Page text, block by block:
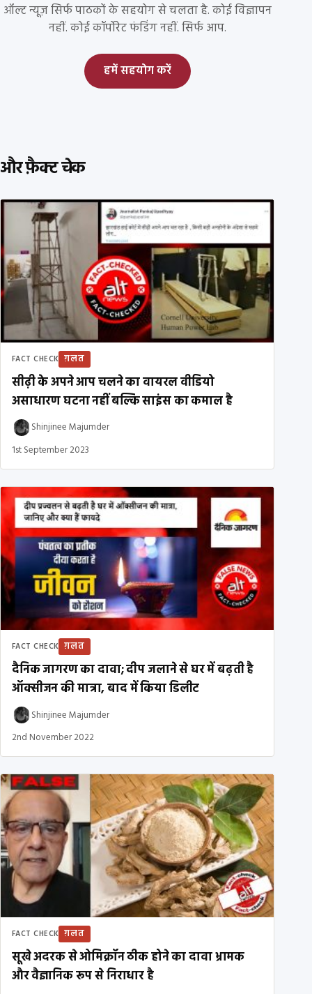
ऑल्ट न्यूज़ सिर्फ पाठकों के सहयोग से चलता है. कोई विज्ञापन
नहीं. कोई कॉर्पोरेट फंडिंग नहीं. सिर्फ आप.
हमें सहयोग करें
और फ़ैक्ट चेक
FACT CHECK ग़लत
सीढ़ी के अपने आप चलने का वायरल वीडियो
असाधारण घटना नहीं बल्कि साइंस का कमाल है
Shinjinee Majumder
1st September 2023
FACT CHECK ग़लत
दैनिक जागरण का दावा; दीप जलाने से घर में बढ़ती है
ऑक्सीजन की मात्रा, बाद में किया डिलीट
Shinjinee Majumder
2nd November 2022
FACT CHECK ग़लत
सूखे अदरक से ओमिक्रॉन ठीक होने का दावा भ्रामक
और वैज्ञानिक रूप से निराधार है